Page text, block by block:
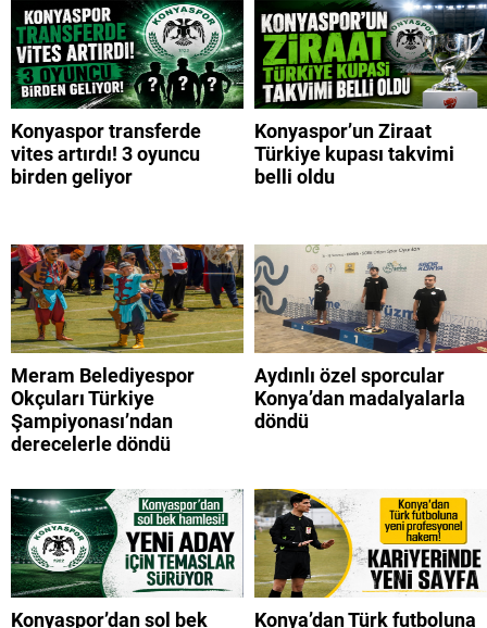
Konyaspor transferde
vites artırdı! 3 oyuncu
birden geliyor
Konyaspor’un Ziraat
Türkiye kupası takvimi
belli oldu
Meram Belediyespor
Okçuları Türkiye
Şampiyonası’ndan
derecelerle döndü
Aydınlı özel sporcular
Konya’dan madalyalarla
döndü
Konyaspor’dan sol bek
Konya’dan Türk futboluna